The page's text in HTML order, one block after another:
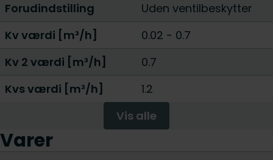
Forudindstilling
Uden ventilbeskytter
Kv værdi [m³/h]
0.02 - 0.7
Kv 2 værdi [m³/h]
0.7
Kvs værdi [m³/h]
1.2
Vis alle
Varer